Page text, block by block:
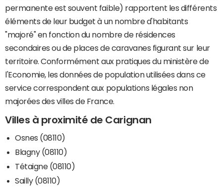
permanente est souvent faible) rapportent les différents
éléments de leur budget à un nombre d'habitants
"majoré" en fonction du nombre de résidences
secondaires ou de places de caravanes figurant sur leur
territoire. Conformément aux pratiques du ministère de
l'Economie, les données de population utilisées dans ce
service correspondent aux populations légales non
majorées des villes de France.
Villes à proximité de Carignan
Osnes (08110)
Blagny (08110)
Tétaigne (08110)
Sailly (08110)